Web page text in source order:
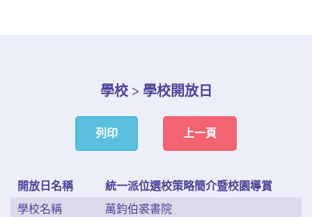
學校 > 學校開放日
列印 上一頁
開放日名稱
統一派位選校策略簡介暨校園導賞
學校名稱
萬鈞伯裘書院